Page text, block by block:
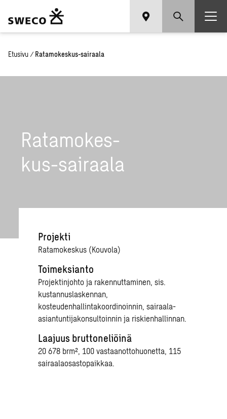
Etusivu / Ratamokeskus-sairaala
Ra­ta­mo­kes­
kus-sai­raa­la
Projekti
Ratamokeskus (Kouvola)
Toimeksianto
Projektinjohto ja rakennuttaminen, sis.
kustannuslaskennan,
kosteudenhallintakoordinoinnin, sairaala-
asiantuntijakonsultoinnin ja riskienhallinnan.
Laajuus bruttoneliöinä
20 678 brm², 100 vastaanottohuonetta, 115
sairaalaosastopaikkaa.